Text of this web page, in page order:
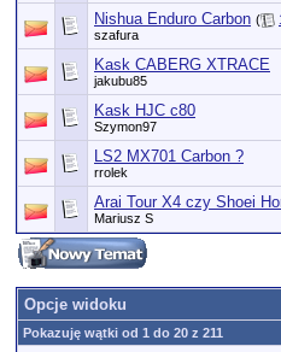
Nishua Enduro Carbon (
szafura
Kask CABERG XTRACE
jakubu85
Kask HJC c80
Szymon97
LS2 MX701 Carbon ?
rrolek
Arai Tour X4 czy Shoei
Mariusz S
Opcje widoku
Pokazuję wątki od 1 do 20 z 211